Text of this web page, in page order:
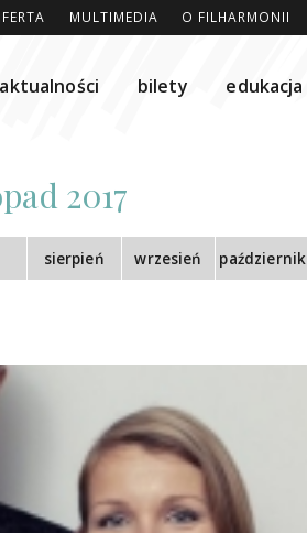
MULTIMEDIA O FILHARMONII
aktualności bilety edukacja
2017
sierpień wrzesień październik